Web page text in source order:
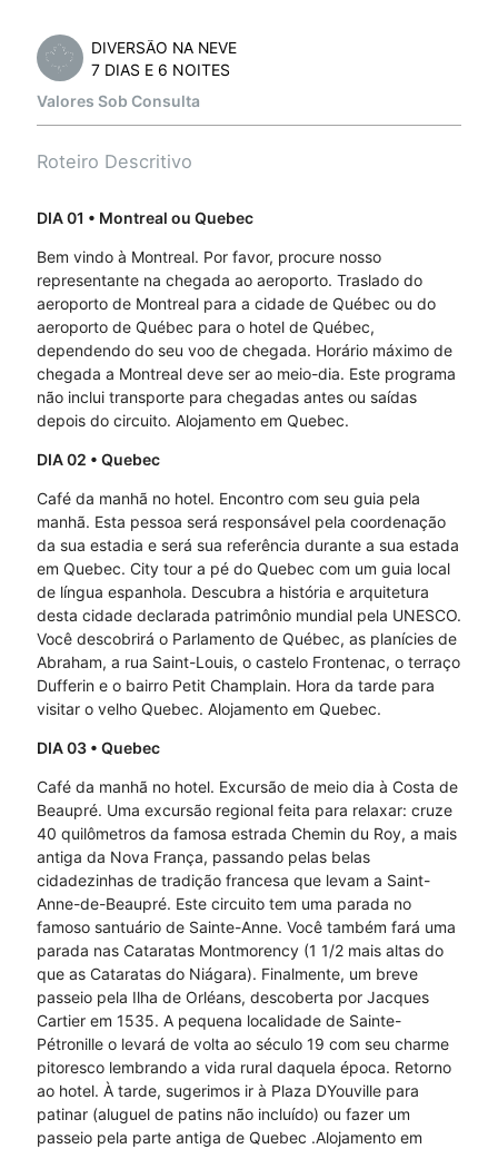
DIVERSÃO NA NEVE
7 DIAS E 6 NOITES
Valores Sob Consulta
Roteiro Descritivo
DIA 01 • Montreal ou Quebec
Bem vindo à Montreal. Por favor, procure nosso
representante na chegada ao aeroporto. Traslado do
aeroporto de Montreal para a cidade de Québec ou do
aeroporto de Québec para o hotel de Québec,
dependendo do seu voo de chegada. Horário máximo de
chegada a Montreal deve ser ao meio-dia. Este programa
não inclui transporte para chegadas antes ou saídas
depois do circuito. Alojamento em Quebec.
DIA 02 • Quebec
Café da manhã no hotel. Encontro com seu guia pela
manhã. Esta pessoa será responsável pela coordenação
da sua estadia e será sua referência durante a sua estada
em Quebec. City tour a pé do Quebec com um guia local
de língua espanhola. Descubra a história e arquitetura
desta cidade declarada patrimônio mundial pela UNESCO.
Você descobrirá o Parlamento de Québec, as planícies de
Abraham, a rua Saint-Louis, o castelo Frontenac, o terraço
Dufferin e o bairro Petit Champlain. Hora da tarde para
visitar o velho Quebec. Alojamento em Quebec.
DIA 03• Quebec
Café da manhã no hotel. Excursão de meio dia à Costa de
Beaupré. Uma excursão regional feita para relaxar: cruze
40 quilômetros da famosa estrada Chemin du Roy, a mais
antiga da Nova França, passando pelas belas
cidadezinhas de tradição francesa que levam a Saint-
Anne-de-Beaupré. Este circuito tem uma parada no
famoso santuário de Sainte-Anne. Você também fará uma
parada nas Cataratas Montmorency (1 1/2 mais altas do
que as Cataratas do Niágara). Finalmente, um breve
passeio pela Ilha de Orléans, descoberta por Jacques
Cartier em 1535. A pequena localidade de Sainte-
Pétronille o levará de volta ao século 19 com seu charme
pitoresco lembrando a vida rural daquela época. Retorno
ao hotel. À tarde, sugerimos ir à Plaza DYouville para
patinar (aluguel de patins não incluído) ou fazer um
passeio pela parte antiga de Quebec .Alojamento em